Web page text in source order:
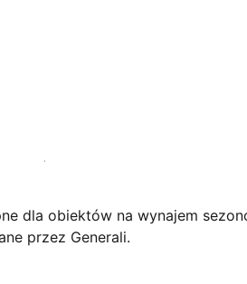
obiekt już dziś
dla obiektów na wynajem
przez Generali.